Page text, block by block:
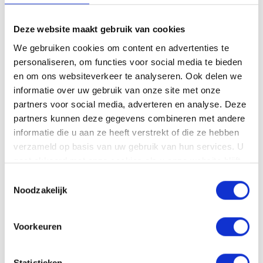
Deze website maakt gebruik van cookies
We gebruiken cookies om content en advertenties te
personaliseren, om functies voor social media te bieden
en om ons websiteverkeer te analyseren. Ook delen we
informatie over uw gebruik van onze site met onze
partners voor social media, adverteren en analyse. Deze
partners kunnen deze gegevens combineren met andere
informatie die u aan ze heeft verstrekt of die ze hebben
verzameld op basis van uw gebruik van hun services. U
gaat akkoord met onze cookies als u onze website blijft
Noodzakelijk
Voorkeuren
Samenwerken
wordt makkelijker
dankzij het
klantenportaal
projectvoortgang en bestede uren.